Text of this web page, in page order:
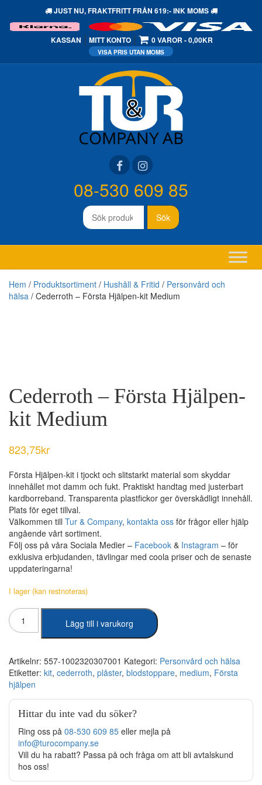
JUST NU,FRAKTFRITTFRÅN 619:- INK MOMS
KASSAN MITT KONTO 0 VAROR 0,00KR
Sök
efter:
Sök
08-530 609 85
Hem / Produktsortiment / Hushåll & Fritid / Personvård och
hälsa / Cederroth – Första Hjälpen-kit Medium
Cederroth – Första Hjälpen-
kit Medium
823,75kr
Första Hjälpen-kit i tjockt och slitstarkt material som skyddar
innehållet mot damm och fukt. Praktiskt handtag med justerbart
kardborreband. Transparenta plastfickor ger överskådligt innehåll.
Plats för eget tillval.
Välkommen till Tur & Company, kontakta oss för frågor eller hjälp
angående vårt sortiment.
Följ oss på våra Sociala Medier – Facebook & Instagram – för
exklusiva erbjudanden, tävlingar med coola priser och de senaste
uppdateringarna!
I lager (kan restnoteras)
Cederroth
-
Första
kit
Medium
mängd
Lägg till i varukorg
Artikelnr: 557-1002320307001 Kategori: Personvård och hälsa
Etiketter: kit, cederroth, plåster, blodstoppare, medium, Första
hjälpen
Hittar du inte vad du söker?
Ring oss på 08-530 609 85 eller mejla på
info@turocompany.se
Vill du ha rabatt? Passa på och fråga om att bli avtalskund
hos oss!